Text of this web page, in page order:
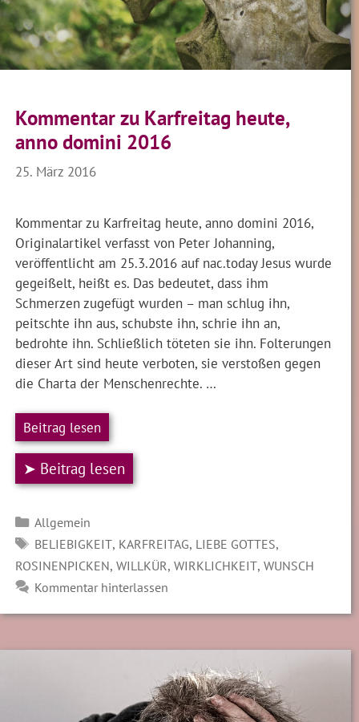
Kommentar zu Karfreitag heute,
anno domini 2016
25. März 2016
Kommentar zu Karfreitag heute, anno domini 2016,
Originalartikel verfasst von Peter Johanning,
veröffentlicht am 25.3.2016 auf nac.today Jesus wurde
gegeißelt, heißt es. Das bedeutet, dass ihm
Schmerzen zugefügt wurden – man schlug ihn,
peitschte ihn aus, schubste ihn, schrie ihn an,
bedrohte ihn. Schließlich töteten sie ihn. Folterungen
dieser Art sind heute verboten, sie verstoßen gegen
die Charta der Menschenrechte. …
Beitrag lesen
➤ Beitrag lesen
Kategorien
Allgemein
SCHLAGWÖRTER
BELIEBIGKEIT, KARFREITAG, LIEBE GOTTES,
ROSINENPICKEN,WILLKÜR,WIRKLICHKEIT,WUNSCH
Kommentar hinterlassen